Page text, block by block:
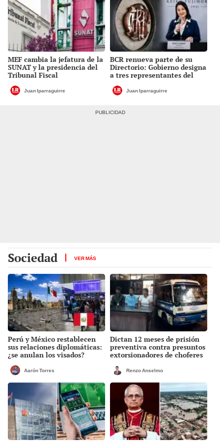
MEF cambia la jefatura de la
SUNAT y la presidencia del
Tribunal Fiscal
Juan Iparraguirre
BCR renueva parte de su
Directorio: Gobierno designa
a tres representantes del
Juan Iparraguirre
Sociedad VER MÁS
Perú y México restablecen
sus relaciones diplomáticas:
¿se anulan los visados?
Aarón Torres
Dictan 12 meses de prisión
preventiva contra presuntos
extorsionadores de choferes
Renzo Anselmo